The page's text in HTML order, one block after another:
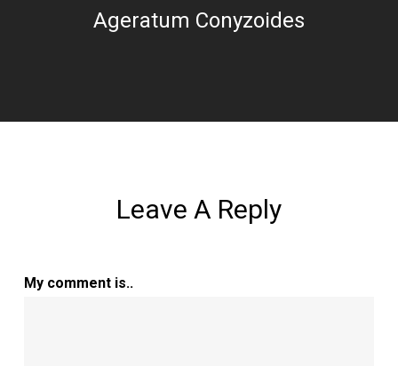
Ageratum Conyzoides
Leave A Reply
My comment is..